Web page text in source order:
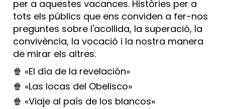
per a aquestes vacances. Històries per a
tots els públics que ens conviden a fer-nos
preguntes sobre l'acollida, la superació, la
convivència, la vocació i la nostra manera
de mirar els altres.
🍿 «El día de la revelación»
🍿 «Las locas del Obelisco»
🍿 «Viaje al país de los blancos»